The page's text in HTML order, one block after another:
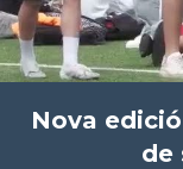
Nova
de